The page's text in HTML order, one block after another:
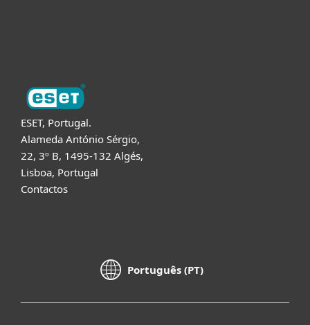
ESET, Portugal.
Alameda António Sérgio,
22, 3º B, 1495-132 Algés,
Lisboa, Portugal
Contactos
Português (PT)